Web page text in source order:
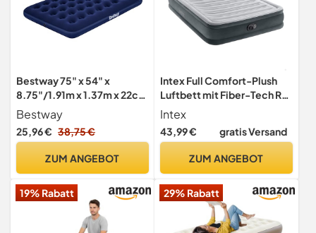
Bestway 75" x 54" x
8.75"/1.91m x 1.37m x 22cm
Air Mattress Full Handheld
AC Pump
Bestway
25,96 € 38,75 €
ZUM ANGEBOT
Intex Full Comfort-Plush
Luftbett mit Fiber-Tech RP,
aufgeblasene Größe: 137
cm x 191 cm x 33 cm
(67768ND)
Intex
43,99 € gratis Versand
ZUM ANGEBOT
19% Rabatt 29% Rabatt